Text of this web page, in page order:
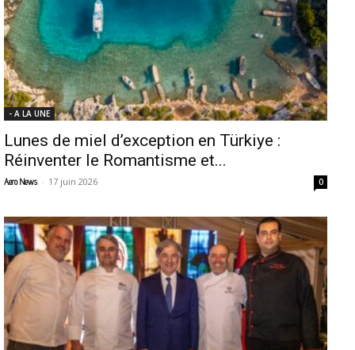
- A LA UNE
Lunes de miel d’exception en Türkiye :
Réinventer le Romantisme et...
Aero News - 17 juin 2026 0